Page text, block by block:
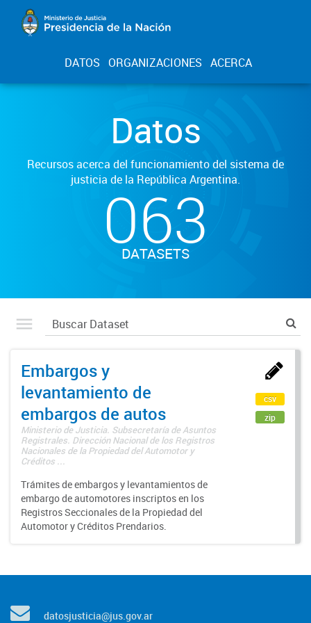
DATOS ORGANIZACIONES ACERCA
Datos
Recursos acerca del funcionamiento del sistema de
justicia de la República Argentina.
063
DATASETS
Embargos y
levantamiento de
embargos de autos
Ministerio de Justicia. Subsecretaría de Asuntos
Registrales. Dirección Nacional de los Registros
Nacionales de la Propiedad del Automotor y
Créditos ...
Trámites de embargos y levantamientos de
embargo de automotores inscriptos en los
Registros Seccionales de la Propiedad del
Automotor y Créditos Prendarios.
csv
zip
datosjusticia@jus.gov.ar